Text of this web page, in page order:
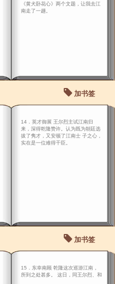
《黄犬卧花心》两个文题，让我去江
南走了一趟。
加书签
14．英才御展 王尔烈主试江南归
来，深得乾隆赞许。认为既为朝廷选
拔了隽才，又安顿了江南士 子之心，
实在是一位难得干臣。
加书签
15．东幸南顾 乾隆这次巡游江南，
所到之处甚多。 这日，同王尔烈、和